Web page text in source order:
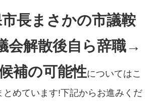
市長まさかの市議鞍
会解散後自ら辞職→
補の可能性についてはこ
とめています!下記からお進みくだ